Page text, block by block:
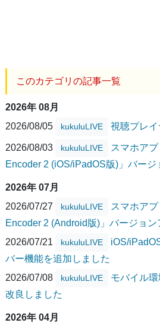
このカテゴリの記事一覧
2026年 08月
2026/08/05
kukuluLIVE 視聴プレ
2026/08/03 kukuluLIVE
スマホア
Encoder 2 (iOS/iPadOS版)」バー
2026年 07月
2026/07/27
kukuluLIVE
スマホア
Encoder 2 (Android版)」バージョ
2026/07/21
kukuluLIVE
iOS/
バー機能を追加しました
2026/07/08
kukuluLIVE
モバイル
改良しました
2026年 04月